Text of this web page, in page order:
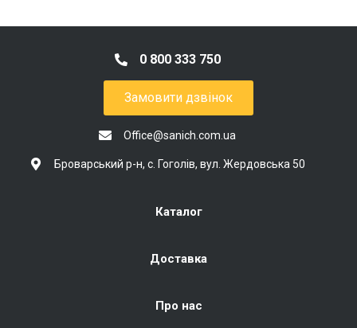
0 800 333 750
Замовити дзвінок
Office@sanich.com.ua
Броварський р-н, с. Гоголів, вул. Жердовська 50
Каталог
Доставка
Про нас